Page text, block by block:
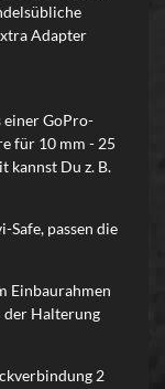
Adapter
GoPro-
für 10 mm - 25
kannst Du z. B.
passen die
Einbaurahmen
der Halterung
2